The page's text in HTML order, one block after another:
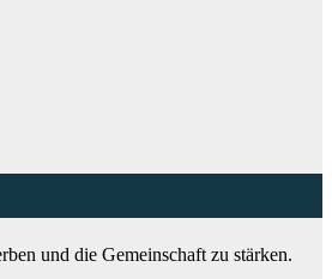
und die Gemeinschaft zu stärken.